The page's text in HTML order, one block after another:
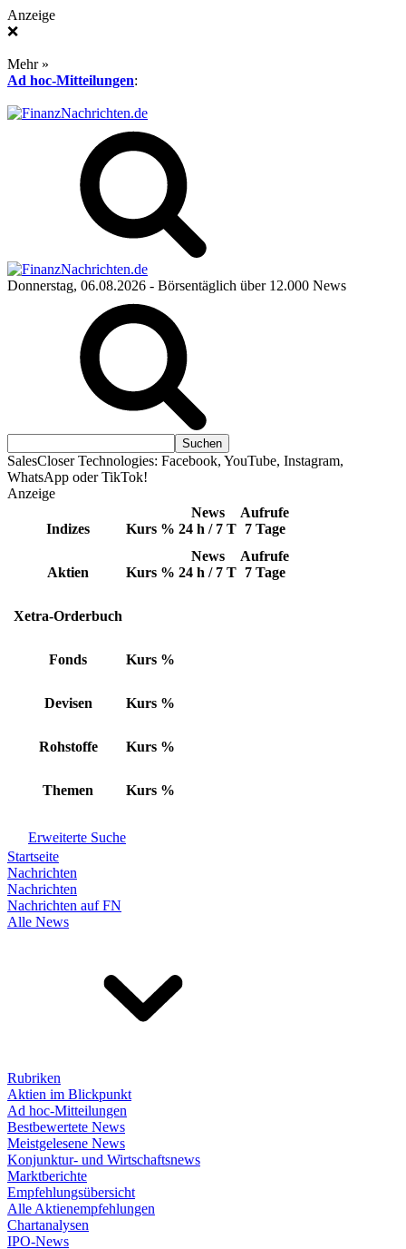
Anzeige
❌
Mehr »
Ad hoc-Mitteilungen:
Donnerstag, 06.08.2026 - Börsentäglich über 12.000 News
SalesCloser Technologies: Facebook, YouTube, Instagram,
WhatsApp oder TikTok!
Anzeige
Indizes Kurs %
News
24 h / 7 T
Aufrufe
7 Tage
Aktien Kurs %
News
24 h / 7 T
Aufrufe
7 Tage
Xetra-Orderbuch
Fonds Kurs %
Devisen Kurs %
Rohstoffe Kurs %
Themen Kurs %
Erweiterte Suche
Startseite
Nachrichten
Nachrichten
Nachrichten auf FN
Alle News
Rubriken
Aktien im Blickpunkt
Ad hoc-Mitteilungen
Bestbewertete News
Meistgelesene News
Konjunktur- und Wirtschaftsnews
Marktberichte
Empfehlungsübersicht
Alle Aktienempfehlungen
Chartanalysen
IPO-News